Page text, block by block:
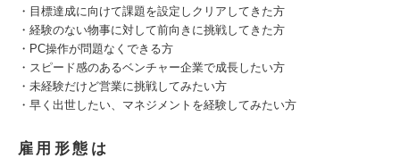
・目標達成に向けて課題を設定しクリアしてきた方
・経験のない物事に対して前向きに挑戦してきた方
・PC操作が問題なくできる方
・スピード感のあるベンチャー企業で成長したい方
・未経験だけど営業に挑戦してみたい方
・早く出世したい、マネジメントを経験してみたい方
雇用形態は